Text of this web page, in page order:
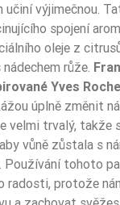
učiní výjimečnou.
spojení
oleje z
růže.
Yves
úplně změnit
velmi trvalý, takže
vůně zůstala s
Používání tohoto
radosti, protože
Świeże
róża
a